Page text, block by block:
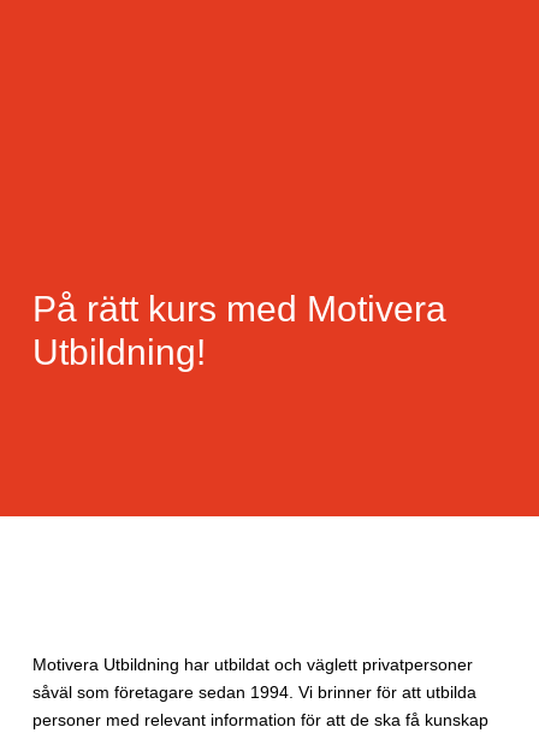
På rätt kurs med Motivera
Utbildning!
Motivera Utbildning har utbildat och väglett privatpersoner
såväl som företagare sedan 1994. Vi brinner för att utbilda
personer med relevant information för att de ska få kunskap